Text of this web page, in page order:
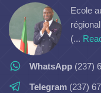
Ecole
(...
WhatsApp (237)
Telegram (237)